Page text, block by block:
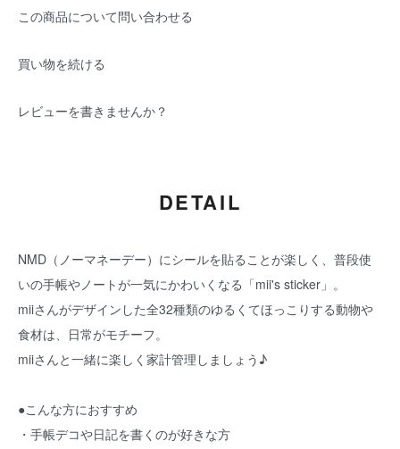
この商品について問い合わせる
買い物を続ける
レビューを書きませんか？
DETAIL
NMD（ノーマネーデー）にシールを貼ることが楽しく、普段使
いの手帳やノートが一気にかわいくなる「mii's sticker」。
miiさんがデザインした全32種類のゆるくてほっこりする動物や
食材は、日常がモチーフ。
miiさんと一緒に楽しく家計管理しましょう♪
●こんな方におすすめ
・手帳デコや日記を書くのが好きな方